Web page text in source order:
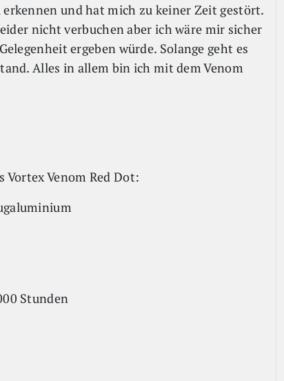
und hat mich zu keiner Zeit gestört.
nicht verbuchen aber ich wäre mir sicher
ergeben würde. Solange geht es
Alles in allem bin ich mit dem Venom
Vortex Venom Red Dot:
Stunden